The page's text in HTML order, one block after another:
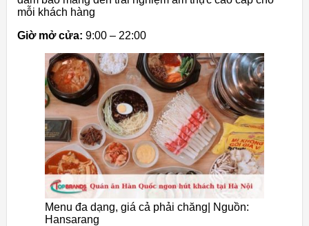
mỗi khách hàng
Giờ mở cửa: 9:00 – 22:00
Menu đa dạng, giá cả phải chăng| Nguồn:
Hansarang